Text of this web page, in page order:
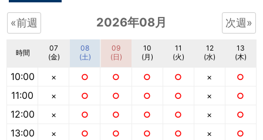
«前週 2026年08月 次週»
時間
10:00
11:00
12:00
13:00
07
(金)
×
×
×
×
08
(土)
○
○
○
○
09
(日)
○
○
○
○
10
(月)
○
○
○
○
11
(火)
○
○
○
○
12
(水)
×
×
×
×
13
(木)
○
○
○
○